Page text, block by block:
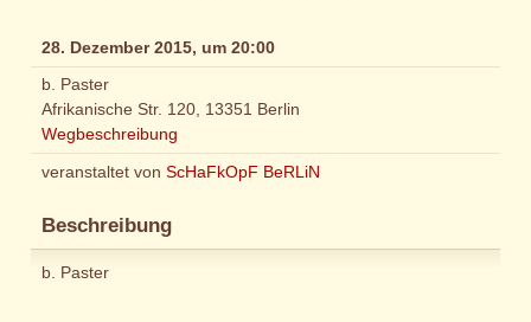
28. Dezember 2015, um 20:00
b. Paster
Afrikanische Str. 120, 13351 Berlin
Wegbeschreibung
veranstaltet von ScHaFkOpF BeRLiN
Beschreibung
b. Paster